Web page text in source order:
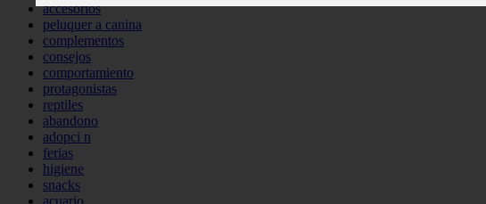
accesorios
peluquer a canina
complementos
consejos
comportamiento
protagonistas
reptiles
abandono
adopci n
ferias
higiene
snacks
acuario